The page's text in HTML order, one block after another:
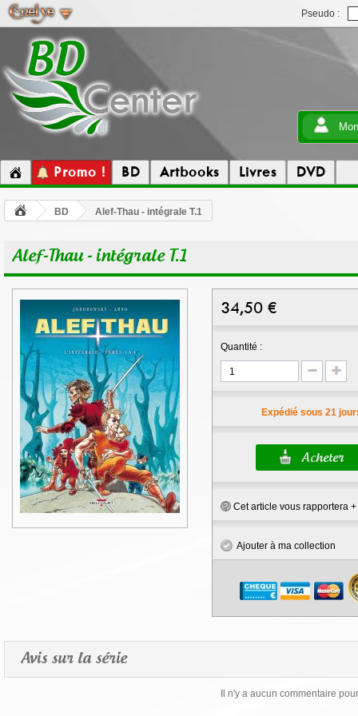
Pseudo :
Promo ! BD Artbooks Livres DVD
BD Alef-Thau - intégrale T.1
Alef-Thau - intégrale T.1
34,50 €
Quantité :
Expédié sous 21
Cet article vous rapportera +
Ajouter à ma collection
Avis sur la série
Il n'y a aucun commentaire